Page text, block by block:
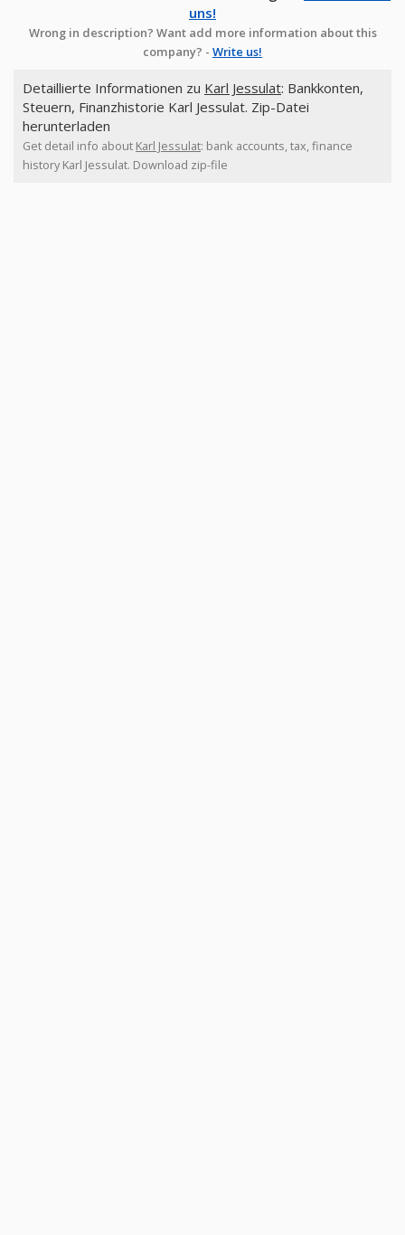
uns!
Wrong in description? Want add more information about this
company? - Write us!
Detaillierte Informationen zu Karl Jessulat: Bankkonten,
Steuern, Finanzhistorie Karl Jessulat. Zip-Datei
herunterladen
Get detail info about Karl Jessulat: bank accounts, tax, finance
history Karl Jessulat. Download zip-file